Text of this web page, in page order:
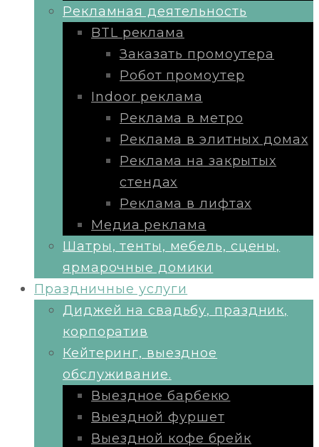
Рекламная деятельность
BTL реклама
Заказать промоутера
Робот промоутер
Indoor реклама
Реклама в метро
Реклама в элитных домах
Реклама на закрытых
стендах
Реклама в лифтах
Медиа реклама
Шатры, тенты, мебель, сцены,
ярмарочные домики
Праздничные услуги
Диджей на свадьбу, праздник,
корпоратив
Кейтеринг, выездное
обслуживание.
Выездное барбекю
Выездной фуршет
Выездной кофе брейк